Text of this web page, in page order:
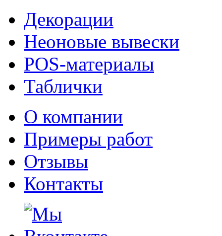
Декорации
Неоновые вывески
POS-материалы
Таблички
О компании
Примеры работ
Отзывы
Контакты